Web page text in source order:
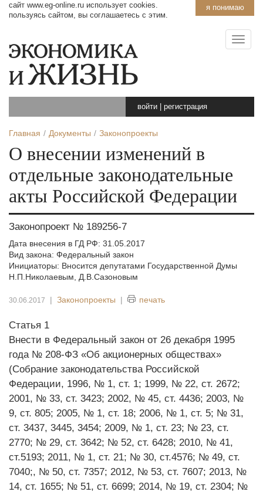
я понимаю
сайт www.eg-online.ru использует cookies.
пользуясь сайтом, вы соглашаетесь с этим.
войти регистрация
Главная Документы Законопроекты
О внесении изменений в
отдельные законодательные
акты Российской Федерации
Законопроект № 189256-7
Дата внесения в ГД РФ: 31.05.2017
Вид закона: Федеральный закон
Инициаторы: Вносится депутатами Государственной Думы
Н.П.Николаевым, Д.В.Сазоновым
30.06.2017 | Законопроекты | печать
Статья 1
Внести в Федеральный закон от 26 декабря 1995
года № 208-ФЗ «Об акционерных обществах»
(Собрание законодательства Российской
Федерации, 1996, № 1, ст. 1; 1999, № 22, ст. 2672;
2001, № 33, ст. 3423; 2002, № 45, ст. 4436; 2003, №
9, ст. 805; 2005, № 1, ст. 18; 2006, № 1, ст. 5; № 31,
ст. 3437, 3445, 3454; 2009, № 1, ст. 23; № 23, ст.
2770; № 29, ст. 3642; № 52, ст. 6428; 2010, № 41,
ст.5193; 2011, № 1, ст. 21; № 30, ст.4576; № 49, ст.
7040;, № 50, ст. 7357; 2012, № 53, ст. 7607; 2013, №
14, ст. 1655; № 51, ст. 6699; 2014, № 19, ст. 2304; №